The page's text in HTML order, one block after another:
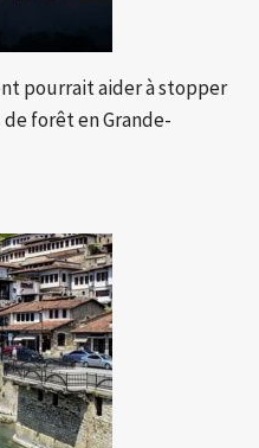
pourrait aider à stopper
forêt en Grande-